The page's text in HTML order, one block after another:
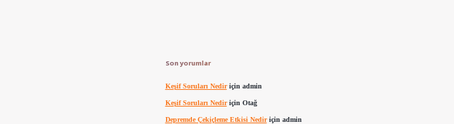
Son yorumlar
Keşif Soruları Nediriçin admin
Keşif Soruları Nediriçin Otağ
Depremde Çekiçleme Etkisi Nediriçin admin